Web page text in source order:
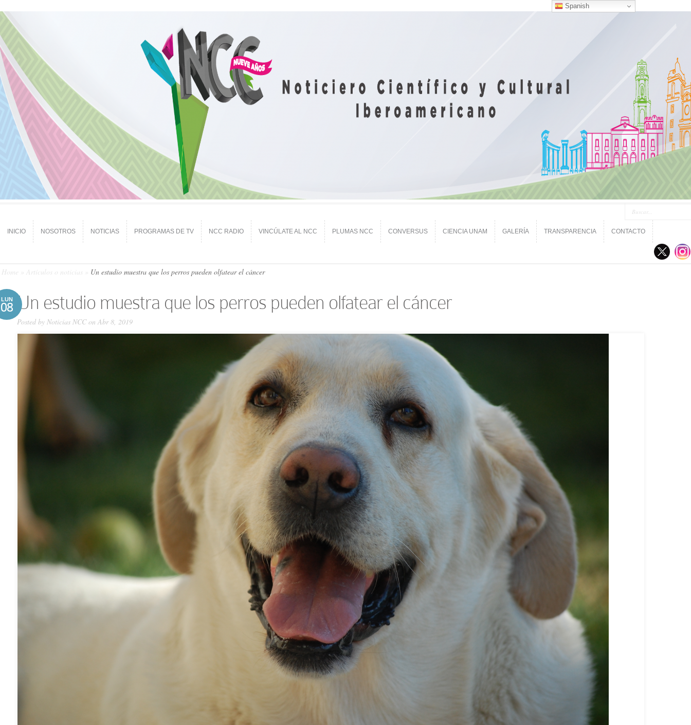
INICIO NOSOTROS NOTICIAS PROGRAMAS DE TV NCC RADIO VINCÚLATE AL NCC PLUMAS NCC CONVERSUS CIENCIA UNAM GALERÍA TRANSPARENCIA CONTACTO
Home Artículos o noticias Un estudio muestra que los perros pueden olfatear el cáncer
LUN
08 Un estudio muestra que los perros pueden olfatear el cáncer
Posted by Noticias NCCon Abr 8, 2019
Spanish